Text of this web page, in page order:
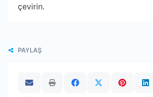
çevirin.
PAYLAŞ